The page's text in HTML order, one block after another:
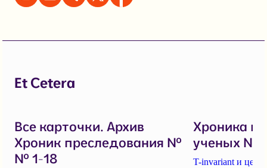
Et Cetera
Все карточки. Архив
Хроник преследования №
№ 1-18
Хроника
ученых №
T-invariant и